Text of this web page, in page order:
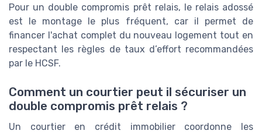
Pour un double compromis prêt relais, le relais adossé
est le montage le plus fréquent, car il permet de
financer l'achat complet du nouveau logement tout en
respectant les règles de taux d’effort recommandées
par le HCSF.
Comment un courtier peut il sécuriser un
double compromis prêt relais ?
Un courtier en crédit immobilier coordonne les